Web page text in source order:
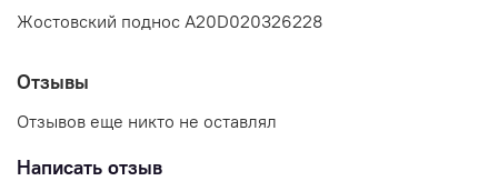
Жостовский поднос A20D020326228
Отзывы
Отзывов еще никто не оставлял
Написать отзыв